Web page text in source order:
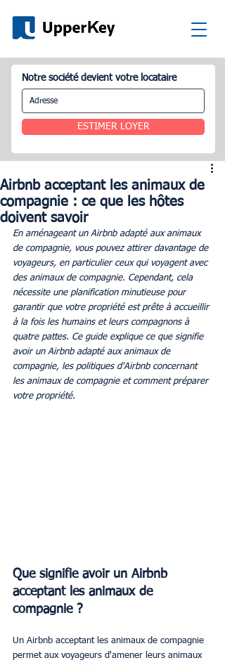
Notre société devient votre locataire
ESTIMER LOYER
Airbnb acceptant les animaux de
compagnie : ce que les hôtes
doivent savoir
En aménageant un Airbnb adapté aux animaux
de compagnie, vous pouvez attirer davantage de
voyageurs, en particulier ceux qui voyagent avec
des animaux de compagnie. Cependant, cela
nécessite une planification minutieuse pour
garantir que votre propriété est prête à accueillir
à la fois les humains et leurs compagnons à
quatre pattes. Ce guide explique ce que signifie
avoir un Airbnb adapté aux animaux de
compagnie, les politiques d'Airbnb concernant
les animaux de compagnie et comment préparer
votre propriété.
Que signifie avoir un Airbnb
acceptant les animaux de
compagnie ?
Un Airbnb acceptant les animaux de compagnie
permet aux voyageurs d'amener leurs animaux